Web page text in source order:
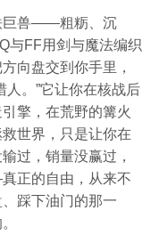
巨兽——粗粝、沉
与FF用剑与魔法编织
向盘交到你手里，
人。”它让你在核战后
擎，在荒野的篝火
世界，只是让你在
过，销量没赢过，
正的自由，从来不
踩下油门的那一